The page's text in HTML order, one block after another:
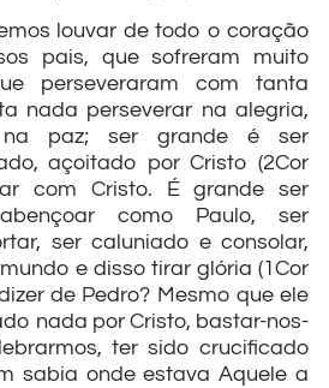
louvar de todo o coração
pais, que sofreram muito
perseveraram com tanta
nada perseverar na alegria,
paz; ser grande é ser
açoitado por Cristo (2Cor
com Cristo. É grande ser
como Paulo, ser
ser caluniado e consolar,
e disso tirar glória (1Cor
de Pedro? Mesmo que ele
nada por Cristo, bastar-nos-
ter sido crucificado
sabia onde estava Aquele a